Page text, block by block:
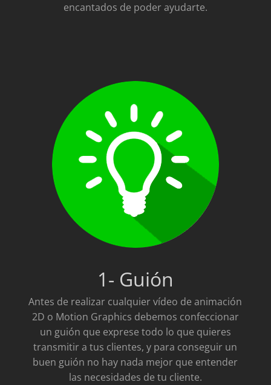
encantados de poder ayudarte.
1- Guión
Antes de realizar cualquier vídeo de animación
2D o Motion Graphics debemos confeccionar
un guión que exprese todo lo que quieres
transmitir a tus clientes, y para conseguir un
buen guión no hay nada mejor que entender
las necesidades de tu cliente.